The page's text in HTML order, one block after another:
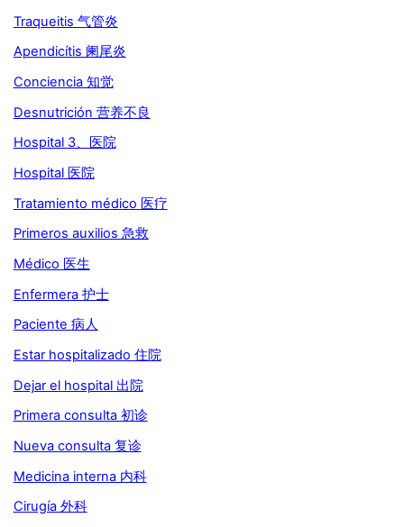
Traqueitis 气管炎
Apendicítis 阑尾炎
Conciencia 知觉
Desnutrición 营养不良
Hospital 3、医院
Hospital 医院
Tratamiento médico 医疗
Primeros auxilios 急救
Médico 医生
Enfermera 护士
Paciente 病人
Estar hospitalizado 住院
Dejar el hospital 出院
Primera consulta 初诊
Nueva consulta 复诊
Medicina interna 内科
Cirugía 外科